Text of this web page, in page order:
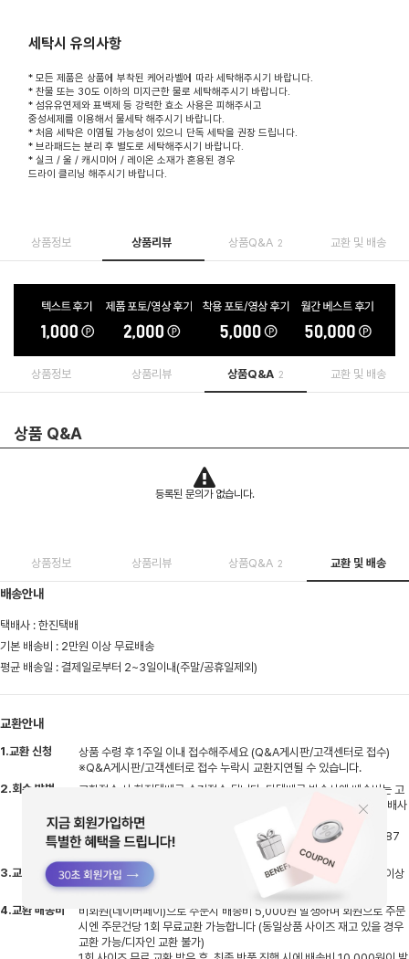
세탁시 유의사항
* 모든 제품은 상품에 부착된 케어라벨에 따라 세탁해주시기 바랍니다.
* 찬물 또는 30도 이하의 미지근한 물로 세탁해주시기 바랍니다.
* 섬유유연제와 표백제 등 강력한 효소 사용은 피해주시고
중성세제를 이용해서 물세탁 해주시기 바랍니다.
* 처음 세탁은 이염될 가능성이 있으니 단독 세탁을 권장 드립니다.
* 브라패드는 분리 후 별도로 세탁해주시기 바랍니다.
* 실크 / 울 / 캐시미어 / 레이온 소재가 혼용된 경우
드라이 클리닝 해주시기 바랍니다.
상품정보 상품리뷰 상품Q&A 2 교환 및 배송
상품정보 상품리뷰 상품Q&A 2 교환 및 배송
상품 Q&A
등록된 문의가 없습니다.
상품정보 상품리뷰 상품Q&A 2 교환 및 배송
배송안내
택배사 : 한진택배
기본 배송비 : 2만원 이상 무료배송
평균 배송일 : 결제일로부터 2~3일이내(주말/공휴일제외)
교환안내
1.교환 신청
상품 수령 후 1주일 이내 접수해주세요 (Q&A게시판/고객센터로 접수)
※Q&A게시판/고객센터로 접수 누락시 교환지연될 수 있습니다.
2.회수 방법
교환접수 시 한진택배로 수거접수 됩니다. 타택배로 반송시엔 배송비는 고
객님 부담으로 선불 결제 후 반송해주셔야하며, 반송 후 고객센터로 택배사
명,송장번호 남겨주셔야 지연없이 처리될 수 있습니다.
※타택배 반송시 반품 주소지 : 경기도 용인시 처인구 원삼면 원양로 487
지상1층 엠글로벌
3.교환 기간
반송하신 상품 입고 후 검수기간 평일기준 2~3일 소요, 검수 후 상품 이상
없을시 교환상품 출고 진행됩니다
4.교환 배송비
비회원(네이버페이)으로 주문시 배송비 5,000원 발생하며 회원으로 주문
시엔 주문건당 1회 무료교환 가능합니다 (동일상품 사이즈 재고 있을 경우
교환 가능/디자인 교환 불가)